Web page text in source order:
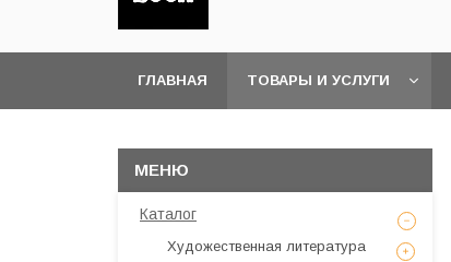
ГЛАВНАЯ ТОВАРЫ И УСЛУГИ
Каталог
Художественная литература